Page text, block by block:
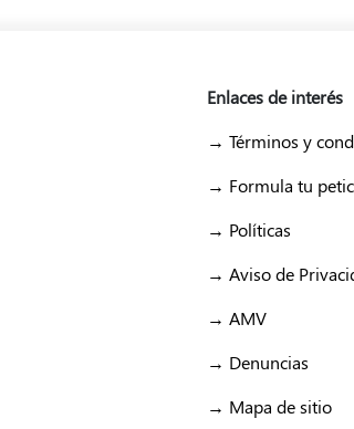
Enlaces de interés
→ Términos y
→ Formula tu
→ Políticas
→ Aviso de
→ AMV
→ Denuncias
→ Mapa de sitio